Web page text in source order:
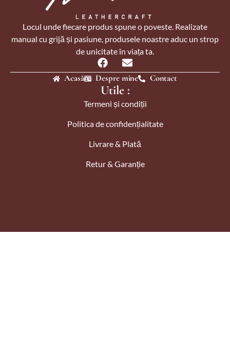
Locul unde fiecare produs spune o poveste. Realizate
manual cu grijă și pasiune, produsele noastre aduc un strop
de unicitate în viața ta.
Acasă Despre mine Contact
Utile :
Termeni și condiții
Politica de confidențialitate
Livrare & Plată
Retur & Garanție